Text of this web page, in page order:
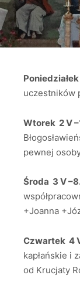
uczestników
Wtorek 2 V
pewnej
Środa 3 V
+Joanna
Czwartek 4
kapłańskie i
od Krucjaty